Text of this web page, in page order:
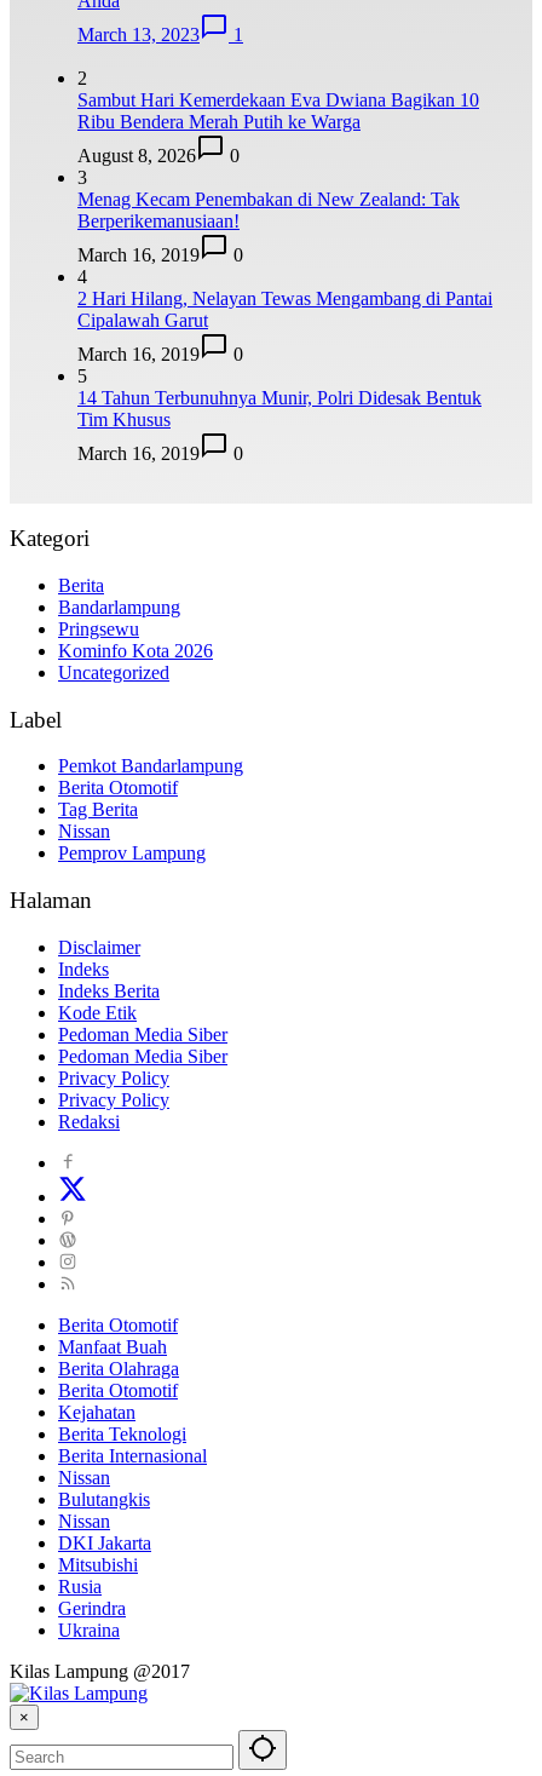
March 13, 2023
1
2
Sambut Hari Kemerdekaan Eva Dwiana Bagikan 10
Ribu Bendera Merah Putih ke Warga
August 8, 2026
0
3
Menag Kecam Penembakan di New Zealand: Tak
Berperikemanusiaan!
March 16, 2019
0
4
2 Hari Hilang, Nelayan Tewas Mengambang di Pantai
Cipalawah Garut
March 16, 2019
0
5
14 Tahun Terbunuhnya Munir, Polri Didesak Bentuk
Tim Khusus
March 16, 2019
0
Kategori
Berita
Bandarlampung
Pringsewu
Kominfo Kota 2026
Uncategorized
Label
Pemkot Bandarlampung
Berita Otomotif
Tag Berita
Nissan
Pemprov Lampung
Halaman
Disclaimer
Indeks
Indeks Berita
Kode Etik
Pedoman Media Siber
Pedoman Media Siber
Privacy Policy
Privacy Policy
Redaksi
Berita Otomotif
Manfaat Buah
Berita Olahraga
Berita Otomotif
Kejahatan
Berita Teknologi
Berita Internasional
Nissan
Bulutangkis
Nissan
DKI Jakarta
Mitsubishi
Rusia
Gerindra
Ukraina
Kilas Lampung @2017
×